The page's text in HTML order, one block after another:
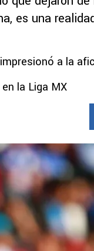
es una
a la
la Liga MX